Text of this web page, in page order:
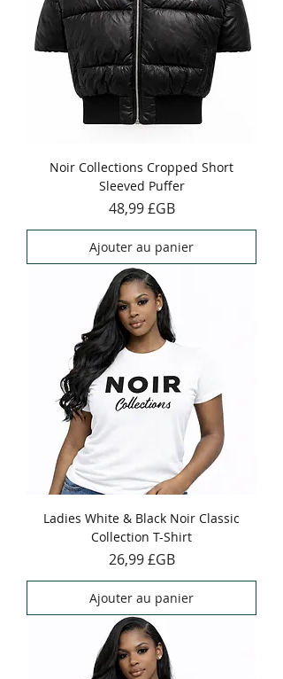
Noir Collections Cropped Short
Sleeved Puffer
Prix
48,99 £GB
Ajouter au panier
Ladies White & Black Noir Classic
Collection T-Shirt
Prix
26,99 £GB
Ajouter au panier